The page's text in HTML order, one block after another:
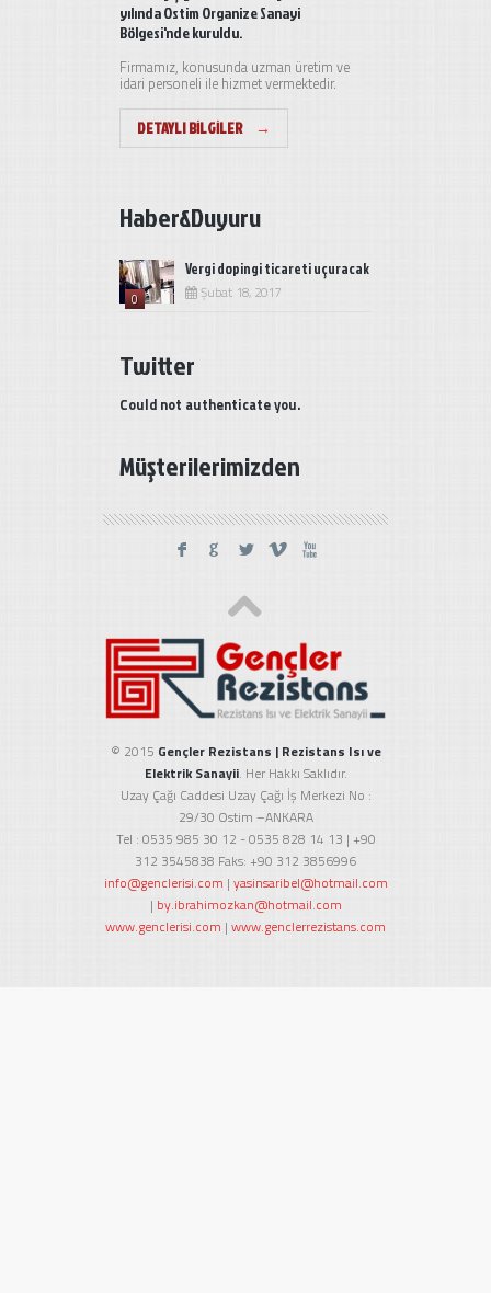
yılında Ostim Organize Sanayi
Bölgesi'nde kuruldu.
Firmamız, konusunda uzman üretim ve
idari personeli ile hizmet vermektedir.
DETAYLI BILGILER →
Haber&Duyuru
0
Vergi dopingi ticareti uçuracak
Şubat 18, 2017
Twitter
Could not authenticate you.
Müşterilerimizden
F G L V X
© 2015 Gençler Rezistans | Rezistans Isı ve
Elektrik Sanayii. Her Hakkı Saklıdır.
Uzay Çağı Caddesi Uzay Çağı İş Merkezi No :
29/30 Ostim –ANKARA
Tel : 0535 985 30 12 - 0535 828 14 13 | +90
312 3545838 Faks: +90 312 3856996
info@genclerisi.com | yasinsaribel@hotmail.com
| by.ibrahimozkan@hotmail.com
www.genclerisi.com | www.genclerrezistans.com